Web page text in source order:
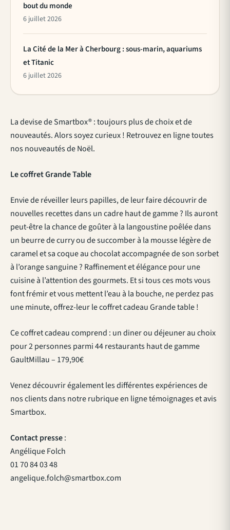
La devise de Smartbox® : toujours plus de choix et de
nouveautés. Alors soyez curieux ! Retrouvez en ligne toutes
nos nouveautés de Noël.
Le coffret Grande Table
Envie de réveiller leurs papilles, de leur faire découvrir de
nouvelles recettes dans un cadre haut de gamme ? Ils auront
peut-être la chance de goûter à la langoustine poêlée dans
un beurre de curry ou de succomber à la mousse légère de
caramel et sa coque au chocolat accompagnée de son sorbet
à l’orange sanguine ? Raffinement et élégance pour une
cuisine à l’attention des gourmets. Et si tous ces mots vous
font frémir et vous mettent l’eau à la bouche, ne perdez pas
une minute, offrez-leur le coffret cadeau Grande table !
Ce coffret cadeau comprend : un diner ou déjeuner au choix
pour 2 personnes parmi 44 restaurants haut de gamme
GaultMillau – 179,90€
Venez découvrir également les différentes expériences de
nos clients dans notre rubrique en ligne témoignages et avis
Smartbox.
Contact presse:
Angélique Folch
01 70 84 03 48
angelique.folch@smartbox.com
bout du monde
6 juillet 2026
La Cité de la Mer à Cherbourg : sous-marin, aquariums
et Titanic
6 juillet 2026